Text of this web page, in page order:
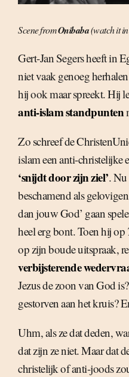
Scene fromOnibaba(watch it
Gert-Jan Segers heeft in
niet vaak genoeg
hij ook maar spreekt. Hij
anti-islam standpunten
Zo schreef de
islam een anti-christelijke
‘snijdt door zijn ziel’.
beschamend als
dan jouw God’ gaan
heel erg bont. Toen hij op
op zijn boude uitspraak,
verbijsterende
Jezus de zoon van God
gestorven aan het kruis?
Uhm, als ze dat deden,
dat zijn ze niet. Maar dat
christelijk of anti-joods